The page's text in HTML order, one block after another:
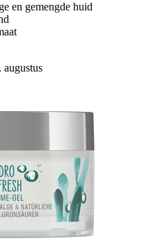
en gemengde huid